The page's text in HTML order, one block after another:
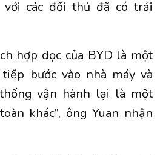
các đối thủ đã có trải
hợp dọc của BYD là một
bước vào nhà máy và
vận hành lại là một
khác”, ông Yuan nhận